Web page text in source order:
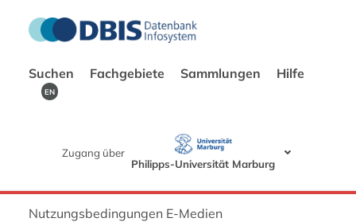
Suchen Fachgebiete Sammlungen Hilfe
EN
Zugang über
Philipps-Universität Marburg
Nutzungsbedingungen E-Medien